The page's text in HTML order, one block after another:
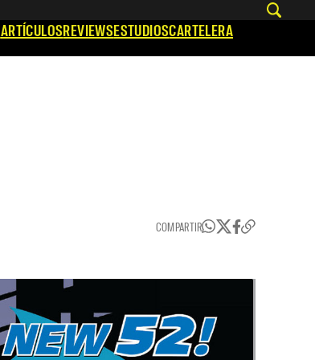
ARTÍCULOSREVIEWSESTUDIOSCARTELERA
COMPARTIR